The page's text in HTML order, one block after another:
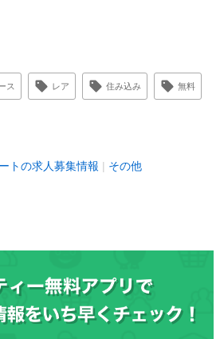
ス レア 住み込み 無料
トの求人募集情報 その他